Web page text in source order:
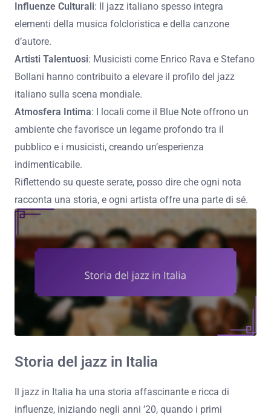
Influenze Culturali: Il jazz italiano spesso integra
elementi della musica folcloristica e della canzone
d’autore.
Artisti Talentuosi: Musicisti come Enrico Rava e Stefano
Bollani hanno contribuito a elevare il profilo del jazz
italiano sulla scena mondiale.
Atmosfera Intima: I locali come il Blue Note offrono un
ambiente che favorisce un legame profondo tra il
pubblico e i musicisti, creando un’esperienza
indimenticabile.
Riflettendo su queste serate, posso dire che ogni nota
racconta una storia, e ogni artista offre una parte di sé.
Storia del jazz in Italia
Il jazz in Italia ha una storia affascinante e ricca di
influenze, iniziando negli anni ’20, quando i primi